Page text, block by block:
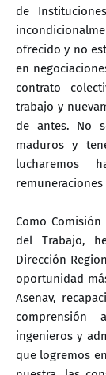
de
ofrecido y no
en
contrato
trabajo y
de antes. No
maduros y
lucharemos
Como
del Trabajo,
Dirección
oportunidad
Asenav,
comprensión
ingenieros y
que logremos